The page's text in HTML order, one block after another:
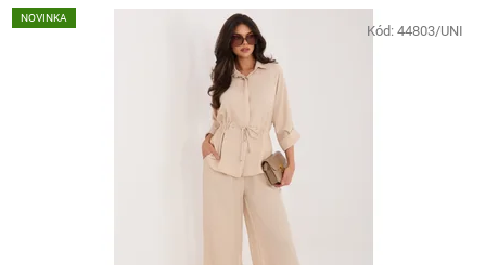
NOVINKA
Kód: 44803/UNI